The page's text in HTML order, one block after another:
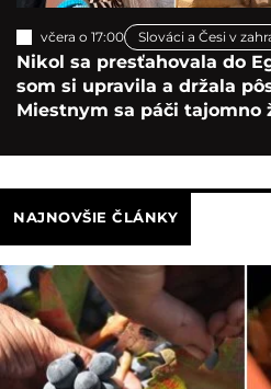
včera o 17:00 Slováci a Česi v
Nikol sa presťahovala do
som si upravila a držala
Miestnym sa páči tajomno
NAJNOVŠIE ČLÁNKY